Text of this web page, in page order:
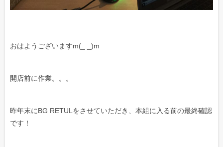
おはようございますm(_ _)m
開店前に作業。。。
昨年末にBG RETULをさせていただき、本組に入る前の最終確認
です！